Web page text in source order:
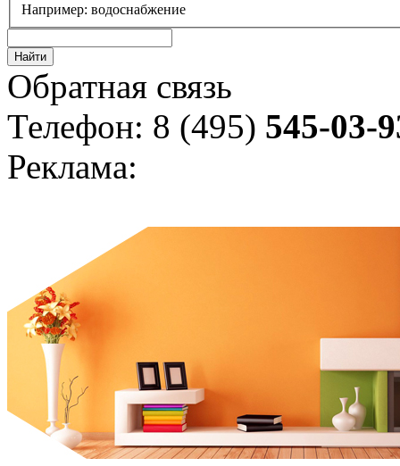
Например: водоснабжение
Обратная связь
Телефон: 8 (495) 545-03-
Реклама: